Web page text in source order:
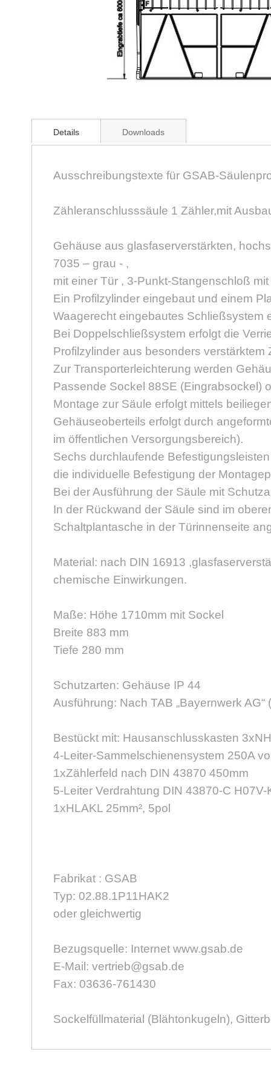
Anfang
der
springen
Details
Ausschreibungstexte für GSAB-
Zähleranschlusssäule 1 Zähler,mit
Gehäuse aus glasfaserverstärkten,
7035 – grau - ,
mit einer Tür , 3-Punkt-Stangenschloß
Ein Profilzylinder eingebaut und einem
Waagerecht eingebautes Schließsystem
Bei Doppelschließsystem erfolgt die
Profilzylinder aus besonders
Zur Transporterleichterung werden
Passende Sockel 88SE (Eingrabsockel)
Montage zur Säule erfolgt mittels
Gehäuseoberteils erfolgt durch
im öffentlichen Versorgungsbereich).
Sechs durchlaufende
die individuelle Befestigung der
Bei der Ausführung der Säule mit
In der Rückwand der Säule sind im
Schaltplantasche in der Türinnenseite
Material: nach DIN 16913
chemische Einwirkungen.
Maße: Höhe 1710mm mit Sockel
Breite 883 mm
Tiefe 280 mm
Schutzarten: Gehäuse IP 44
Ausführung: Nach TAB „Bayernwerk
Bestückt mit: Hausanschlusskasten
4-Leiter-Sammelschienensystem 250A
1xZählerfeld nach DIN 43870 450mm
5-Leiter Verdrahtung DIN 43870-C H07V-
1xHLAKL 25mm², 5pol
Fabrikat : GSAB
Typ: 02.88.1P11HAK2
oder gleichwertig
Bezugsquelle: Internet www.gsab.de
E-Mail: vertrieb@gsab.de
Fax: 03636-761430
Sockelfüllmaterial (Blähtonkugeln),
Downloads